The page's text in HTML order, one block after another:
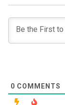
0 COMMENTS